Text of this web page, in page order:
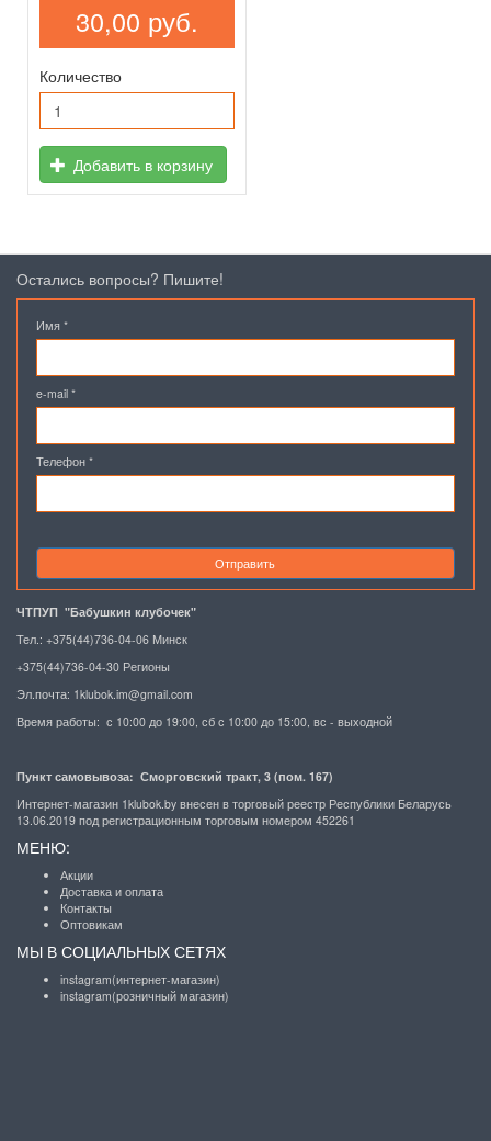
30,00 руб.
Количество
Добавить в корзину
Остались вопросы? Пишите!
Имя *
e-mail *
Телефон *
Отправить
ЧТПУП "Бабушкин клубочек"
Тел.: +375(44)736-04-06 Минск
+375(44)736-04-30 Регионы
Эл.почта: 1klubok.im@gmail.com
Время работы: с 10:00 до 19:00, сб с 10:00 до 15:00, вс - выходной
Пункт самовывоза: Сморговский тракт, 3 (пом. 167)
Интернет-магазин 1klubok.by внесен в торговый реестр Республики Беларусь
13.06.2019 под регистрационным торговым номером 452261
МЕНЮ:
Акции
Доставка и оплата
Контакты
Оптовикам
МЫ В СОЦИАЛЬНЫХ СЕТЯХ
instagram(интернет-магазин)
instagram(розничный магазин)